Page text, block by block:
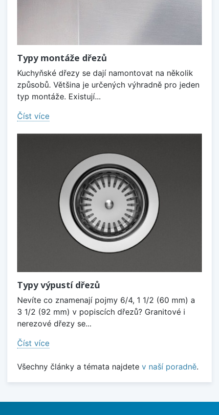
Typy montáže dřezů
Kuchyňské dřezy se dají namontovat na několik
způsobů. Většina je určených výhradně pro jeden
typ montáže. Existují...
Číst více
Typy výpustí dřezů
Nevíte co znamenají pojmy 6/4, 1 1/2 (60 mm) a
3 1/2 (92 mm) v popiscích dřezů? Granitové i
nerezové dřezy se...
Číst více
Všechny články a témata najdete v naší poradně.